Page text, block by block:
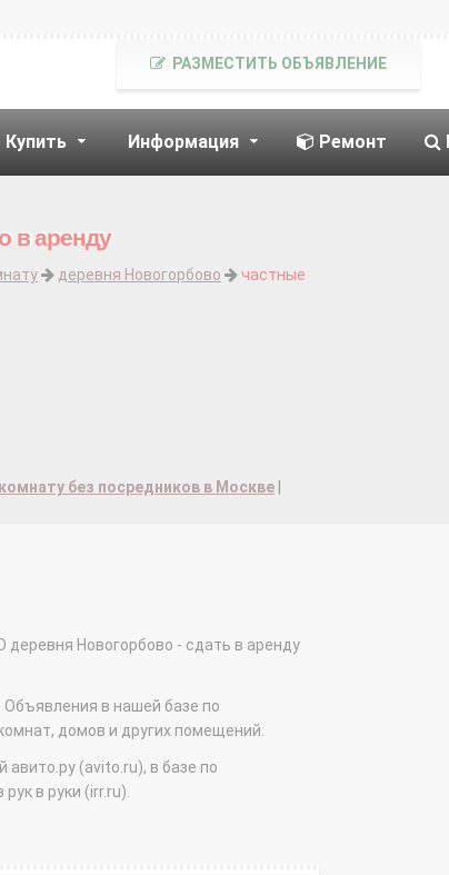
Купить Информация Ремонт
РАЗМЕСТИТЬ ОБЪЯВЛЕНИЕ
в аренду
деревня Новогорбово
частные
без посредников в Москве
Новогорбово - сдать в аренду
в нашей базе по
домов и других помещений.
(avito.ru), в базе по
в руки (irr.ru).